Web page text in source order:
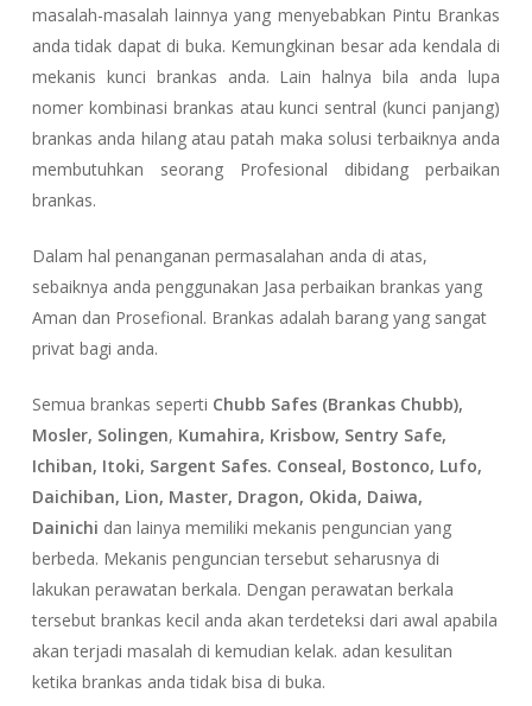
masalah-masalah lainnya yang menyebabkan Pintu Brankas
anda tidak dapat di buka. Kemungkinan besar ada kendala di
mekanis kunci brankas anda. Lain halnya bila anda lupa
nomer kombinasi brankas atau kunci sentral (kunci panjang)
brankas anda hilang atau patah maka solusi terbaiknya anda
membutuhkan seorang Profesional dibidang perbaikan
brankas.
Dalam hal penanganan permasalahan anda di atas,
sebaiknya anda penggunakan Jasa perbaikan brankas yang
Aman dan Prosefional. Brankas adalah barang yang sangat
privat bagi anda.
Semua brankas seperti Chubb Safes (Brankas Chubb),
Mosler, Solingen, Kumahira, Krisbow, Sentry Safe,
Ichiban, Itoki, Sargent Safes. Conseal, Bostonco, Lufo,
Daichiban, Lion, Master, Dragon, Okida, Daiwa,
Dainichi dan lainya memiliki mekanis penguncian yang
berbeda. Mekanis penguncian tersebut seharusnya di
lakukan perawatan berkala. Dengan perawatan berkala
tersebut brankas kecil anda akan terdeteksi dari awal apabila
akan terjadi masalah di kemudian kelak. adan kesulitan
ketika brankas anda tidak bisa di buka.